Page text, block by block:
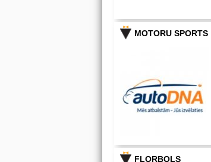
MOTORU SPORTS
FLORBOLS